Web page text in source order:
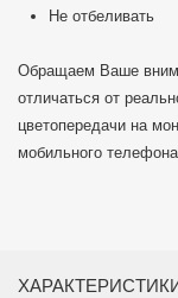
Не отбеливать
Обращаем Ваше
отличаться от
цветопередачи на
мобильного